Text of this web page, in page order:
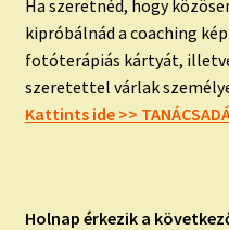
Ha szeretnéd, hogy
kipróbálnád a coaching
fotóterápiás kártyát,
szeretettel várlak
Kattints ide >>
Holnap érkezik a